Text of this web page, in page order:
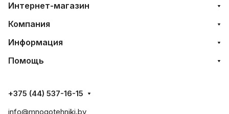
Интернет-магазин
Компания
Информация
Помощь
+375 (44) 537-16-15
info@mnogotehniki.by